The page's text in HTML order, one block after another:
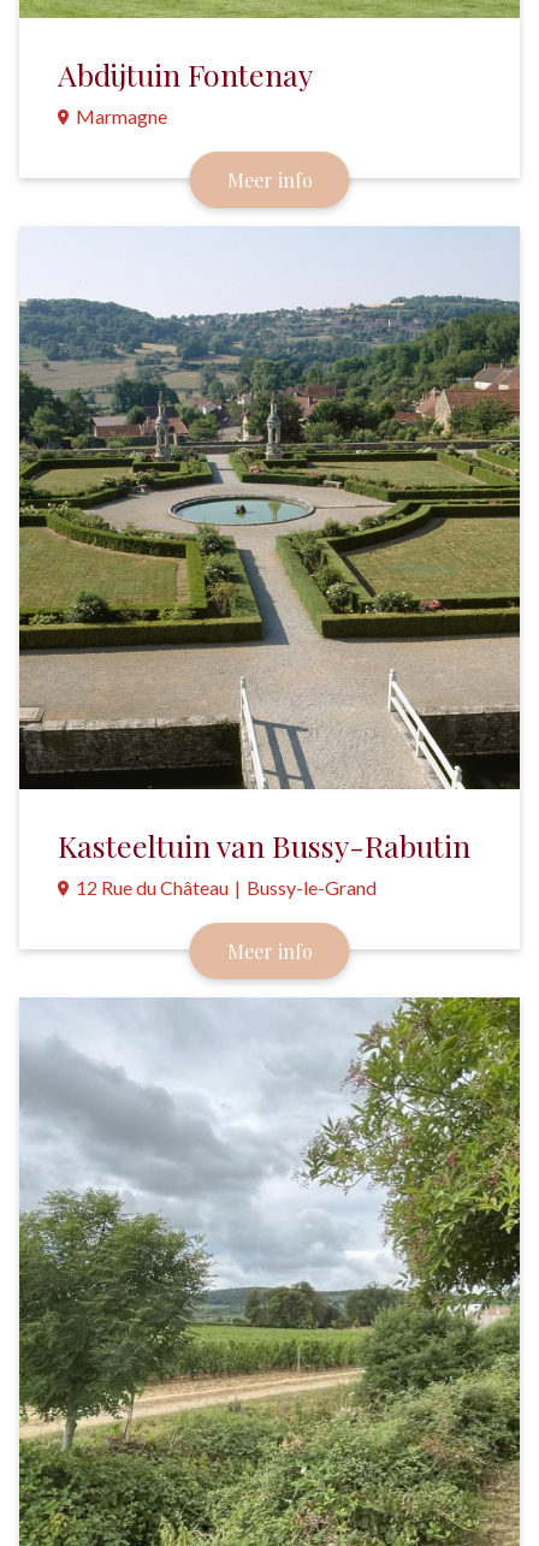
Abdijtuin Fontenay
Marmagne
Een klassieke tuin met sobere lijnen die goed past
bij de architectuur van de abdij.
Meer info
Kasteeltuin van Bussy-Rabutin
12 Rue du Château | Bussy-le-Grand
De inrichting van deze tuin is teruggebracht naar de
stijl van de 17e en 18e eeuw.
Meer info